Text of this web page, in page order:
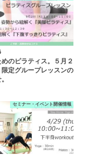
めのピラティス。５月２
限定グループレッスンの
セミナー・イベント開催情報